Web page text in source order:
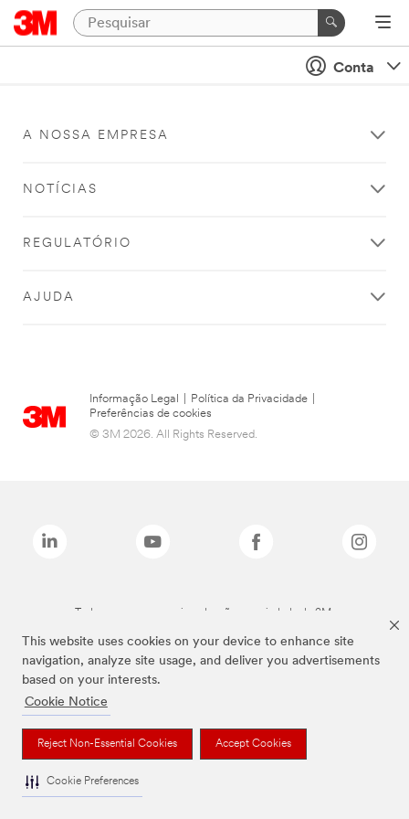
This website uses cookies on your device to enhance site
navigation, analyze site usage, and deliver you advertisements
based on your interests.
Cookie Notice
Reject Non-Essential Cookies Accept Cookies
Cookie Preferences
Conta
A NOSSA EMPRESA
NOTÍCIAS
REGULATÓRIO
AJUDA
Informação Legal Política da Privacidade
Preferências de cookies
© 3M 2026. All Rights Reserved.
Todas as marcas mencionadas são propriedade da 3M.